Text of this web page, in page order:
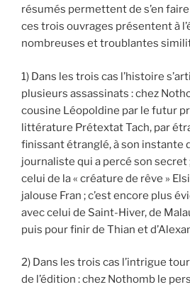
résumés permettent de s’en
ces trois ouvrages présentent à
nombreuses et troublantes
1) Dans les trois cas l’histoire
plusieurs assassinats : chez
cousine Léopoldine par le futur
littérature Prétextat Tach, par
finissant étranglé, à son instante
journaliste qui a percé son secret
celui de la « créature de rêve »
jalouse Fran ; c’est encore plus
avec celui de Saint-Hiver, de
puis pour finir de Thian et
2) Dans les trois cas l’intrigue
de l’édition : chez Nothomb le